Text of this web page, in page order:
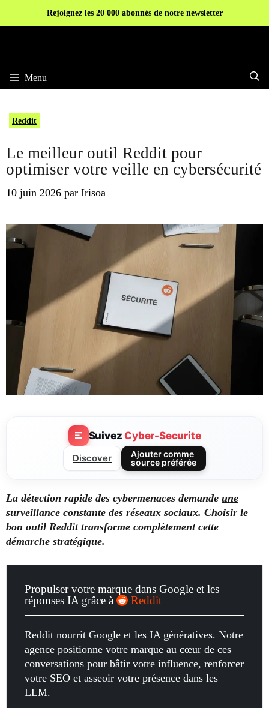
Rejoignez les 20 000 abonnés de notre newsletter
Menu
Reddit
Le meilleur outil Reddit pour
optimiser votre veille en cybersécurité
10 juin 2026 par Irisoa
SuivezCyber-Securite
Discover
Ajouter comme
source préférée
La détection rapide des cybermenaces demande une
surveillance constante des réseaux sociaux. Choisir le
bon outil Reddit transforme complètement cette
démarche stratégique.
Propulser votre marque dans Google et les
réponses IA grâce à
Reddit
Reddit nourrit Google et les IA génératives. Notre
agence positionne votre marque au cœur de ces
conversations pour bâtir votre influence, renforcer
votre SEO et asseoir votre présence dans les
LLM.